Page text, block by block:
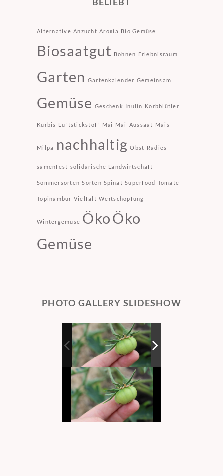
Alternative Anzucht Aronia Bio Gemüse
Biosaatgut Bohnen Erlebnisraum
Garten Gartenkalender Gemeinsam
Gemüse Geschenk Inulin Korbblütler
Kürbis Luftstickstoff Mai Mai-Aussaat Mais
Milpa nachhaltig Obst Radies
samenfest solidarische Landwirtschaft
Sommersorten Sorten Spinat Superfood Tomate
Topinambur Vielfalt Wertschöpfung
Wintergemüse Öko Öko
Gemüse
PHOTO GALLERY SLIDESHOW